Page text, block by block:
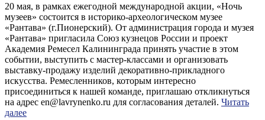
20 мая, в рамках ежегодной международной акции, «Ночь
музеев» состоится в историко-археологическом музее
«Рантава» (г.Пионерский). От администрация города и музея
«Рантава» пригласила Союз кузнецов России и проект
Академия Ремесел Калининграда принять участие в этом
событии, выступить с мастер-классами и организовать
выставку-продажу изделий декоративно-прикладного
искусства. Ремесленников, которым интересно
присоединиться к нашей команде, приглашаю откликнуться
на адрес en@lavrynenko.ru для согласования деталей. Читать
далее